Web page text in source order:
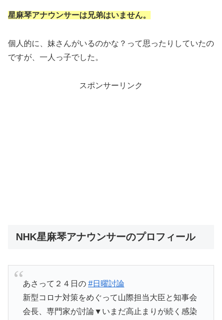
星麻琴アナウンサーは兄弟はいません。
個人的に、妹さんがいるのかな？って思ったりしていたの
ですが、一人っ子でした。
スポンサーリンク
NHK星麻琴アナウンサーのプロフィール
あさって２４日の #日曜討論
新型コロナ対策をめぐって山際担当大臣と知事会
会長、専門家が討論▼いまだ高止まりが続く感染